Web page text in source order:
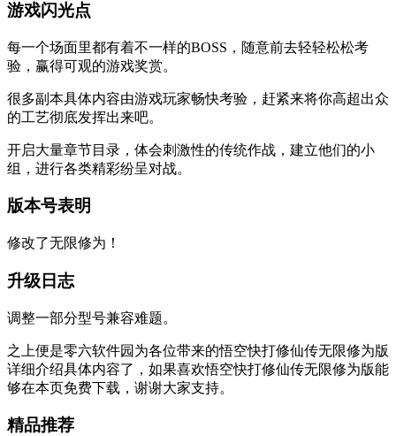
游戏闪光点
每一个场面里都有着不一样的BOSS，随意前去轻轻松松考
验，赢得可观的游戏奖赏。
很多副本具体内容由游戏玩家畅快考验，赶紧来将你高超出众
的工艺彻底发挥出来吧。
开启大量章节目录，体会刺激性的传统作战，建立他们的小
组，进行各类精彩纷呈对战。
版本号表明
修改了无限修为！
升级日志
调整一部分型号兼容难题。
之上便是零六软件园为各位带来的悟空快打修仙传无限修为版
详细介绍具体内容了，如果喜欢悟空快打修仙传无限修为版能
够在本页免费下载，谢谢大家支持。
精品推荐